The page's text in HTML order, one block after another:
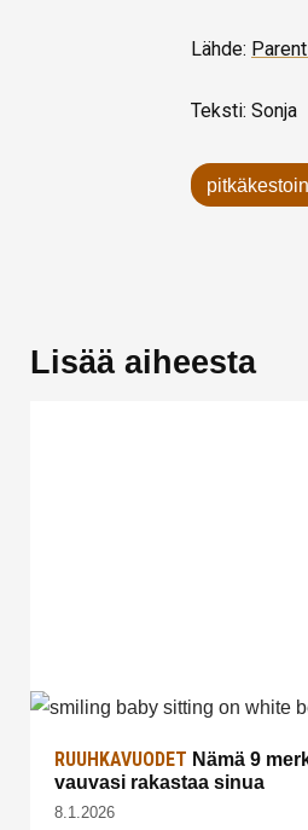
Lähde:
Teksti: Sonja
Lisää aiheesta
RUUHKAVUODET Nämä 9
vauvasi rakastaa sinua
8.1.2026